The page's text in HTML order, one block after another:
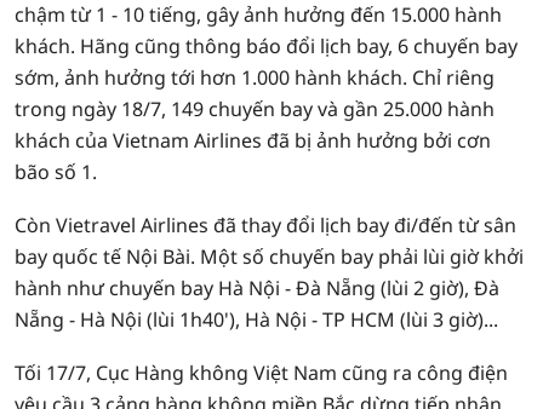
chậm từ 1 - 10 tiếng, gây ảnh hưởng đến 15.000 hành
khách. Hãng cũng thông báo đổi lịch bay, 6 chuyến bay
sớm, ảnh hưởng tới hơn 1.000 hành khách. Chỉ riêng
trong ngày 18/7, 149 chuyến bay và gần 25.000 hành
khách của Vietnam Airlines đã bị ảnh hưởng bởi cơn
bão số 1.
Còn Vietravel Airlines đã thay đổi lịch bay đi/đến từ sân
bay quốc tế Nội Bài. Một số chuyến bay phải lùi giờ khởi
hành như chuyến bay Hà Nội - Đà Nẵng (lùi 2 giờ), Đà
Nẵng - Hà Nội (lùi 1h40'), Hà Nội - TP HCM (lùi 3 giờ)...
Tối 17/7, Cục Hàng không Việt Nam cũng ra công điện